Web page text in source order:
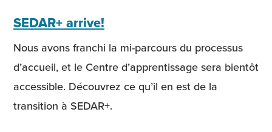
SEDAR+ arrive!
Nous avons franchi la mi-parcours du processus
d’accueil, et le Centre d’apprentissage sera bientôt
accessible. Découvrez ce qu’il en est de la
transition à SEDAR+.